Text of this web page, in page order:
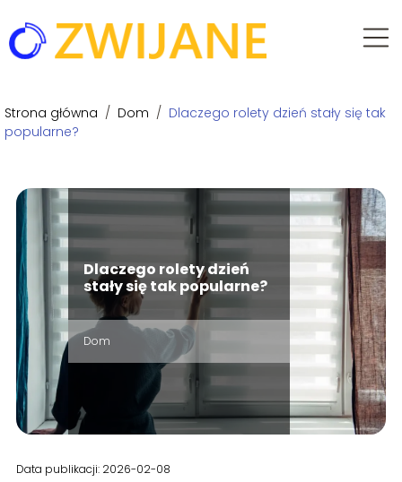
Strona główna / Dom / Dlaczego rolety dzień stały się tak
popularne?
Dlaczego rolety dzień
stały się tak popularne?
Dom
Data publikacji: 2026-02-08